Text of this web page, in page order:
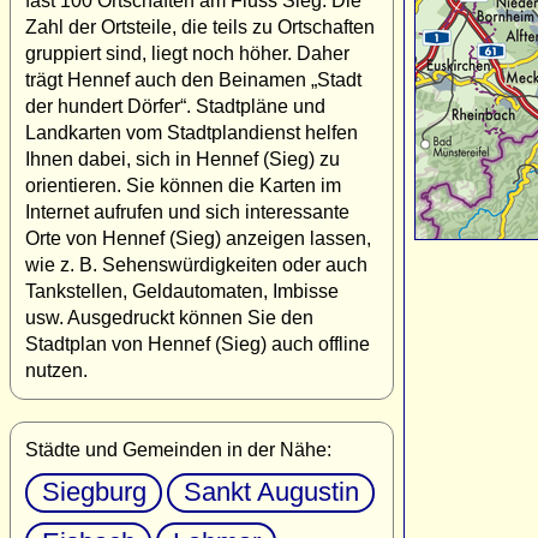
Zahl der Ortsteile, die teils zu Ortschaften
gruppiert sind, liegt noch höher. Daher
trägt Hennef auch den Beinamen „Stadt
der hundert Dörfer“. Stadtpläne und
Landkarten vom Stadtplandienst helfen
Ihnen dabei, sich in Hennef (Sieg) zu
orientieren. Sie können die Karten im
Internet aufrufen und sich interessante
Orte von Hennef (Sieg) anzeigen lassen,
wie z. B. Sehenswürdigkeiten oder auch
Tankstellen, Geldautomaten, Imbisse
usw. Ausgedruckt können Sie den
Stadtplan von Hennef (Sieg) auch offline
nutzen.
Städte und Gemeinden in der Nähe:
Siegburg
Sankt Augustin